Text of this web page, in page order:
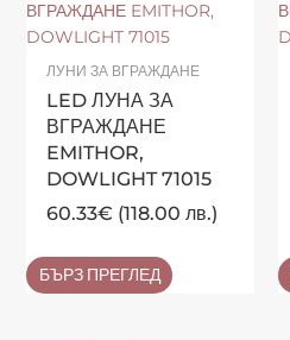
ЛУНИ ЗА ВГРАЖДАНЕ
LED ЛУНА ЗА
ВГРАЖДАНЕ
EMITHOR,
DOWLIGHT 71015
60.33€ (118.00 лв.)
БЪРЗ ПРЕГЛЕД